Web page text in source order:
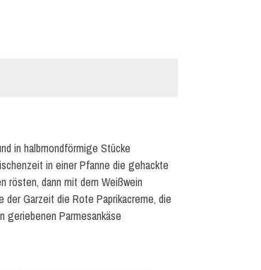
in halbmondförmige Stücke
in einer Pfanne die gehackte
rösten, dann mit dem Weißwein
der Garzeit die Rote Paprikacreme, die
geriebenen Parmesankäse